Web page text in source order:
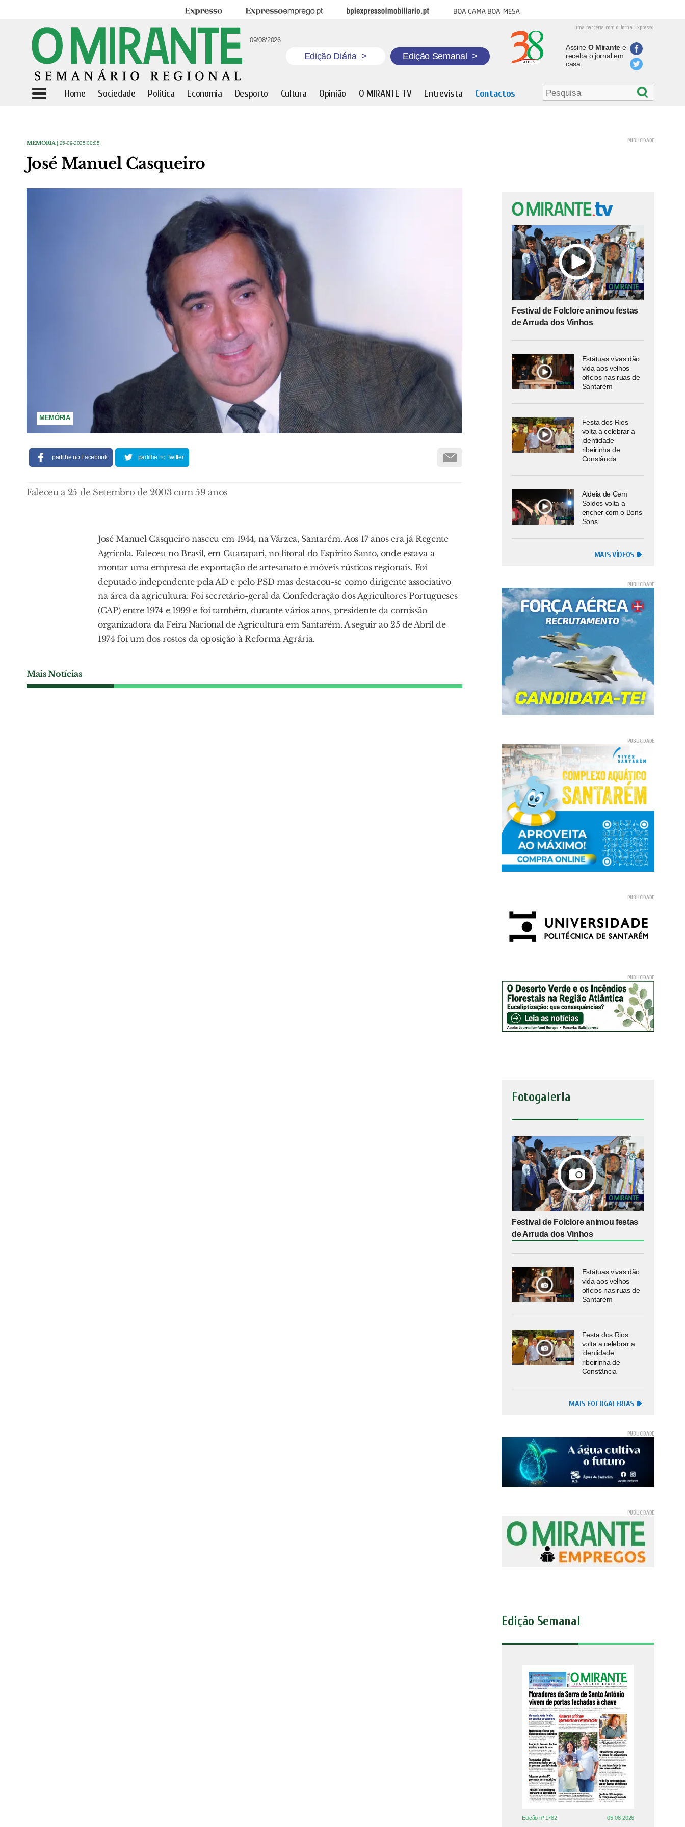
Expresso Expresso Emprego BPI Expresso Imobiliário Boa cama boa mesa
uma parceria com o Jornal Expresso
09/08/2026
Edição Diária > Edição Semanal >
Assine O Mirantee
receba o jornal em
casa
Home Sociedade Política Economia Desporto Cultura Opinião O MIRANTE TV Entrevista Contactos
MEMORIA | 25-09-2025 00:05
José Manuel Casqueiro
MEMÓRIA
partilhe no Facebook partilhe no Twitter
Faleceu a 25 de Setembro de 2003 com 59 anos
José Manuel Casqueiro nasceu em 1944, na Várzea, Santarém. Aos 17 anos era já Regente
Agrícola. Faleceu no Brasil, em Guarapari, no litoral do Espírito Santo, onde estava a
montar uma empresa de exportação de artesanato e móveis rústicos regionais. Foi
deputado independente pela AD e pelo PSD mas destacou-se como dirigente associativo
na área da agricultura. Foi secretário-geral da Confederação dos Agricultores Portugueses
(CAP) entre 1974 e 1999 e foi também, durante vários anos, presidente da comissão
organizadora da Feira Nacional de Agricultura em Santarém. A seguir ao 25 de Abril de
1974 foi um dos rostos da oposição à Reforma Agrária.
Mais Notícias
Festival de Folclore animou festas
de Arruda dos Vinhos
Estátuas vivas dão
vida aos velhos
ofícios nas ruas de
Santarém
Festa dos Rios
volta a celebrar a
identidade
ribeirinha de
Constância
Aldeia de Cem
Soldos volta a
encher com o Bons
Sons
MAIS VÍDEOS
Fotogaleria
Festival de Folclore animou festas
de Arruda dos Vinhos
Estátuas vivas dão
vida aos velhos
ofícios nas ruas de
Santarém
Festa dos Rios
volta a celebrar a
identidade
ribeirinha de
Constância
MAIS FOTOGALERIAS
Edição Semanal
Edição nº 1782 05-08-2026